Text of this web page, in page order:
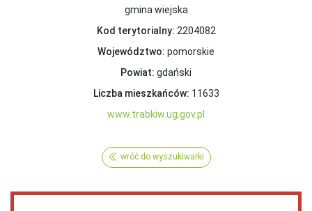
gmina wiejska
Kod terytorialny: 2204082
Województwo: pomorskie
Powiat: gdański
Liczba mieszkańców: 11633
www.trabkiw.ug.gov.pl
wróć do wyszukiwarki